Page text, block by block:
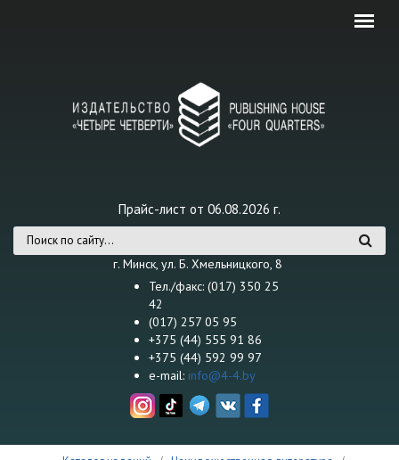
Прайс-лист от 06.08.2026 г.
Форма поискаг. Минск, ул. Б. Хмельницкого, 8
Тел./факс: (017) 350 25
42
(017) 257 05 95
+375 (44) 555 91 86
+375 (44) 592 99 97
e-mail: info@4-4.by